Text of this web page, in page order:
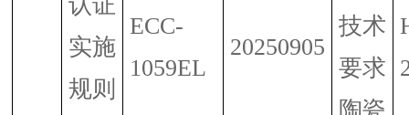
实施
规则
ECC-
1059EL
20250905
技术
要求
陶瓷